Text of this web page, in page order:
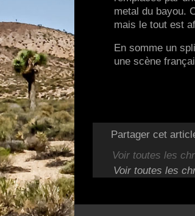
metal du bayou.
mais le tout est
En somme un
une scène
Partager cet
Voir toutes les
Voir toutes les